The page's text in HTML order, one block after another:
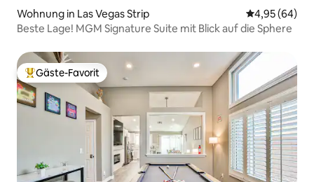
Wohnung in Las Vegas Strip
4,95 (64)
Beste Lage! MGM Signature Suite mit Blick auf die Sphere
Beliebter Gäste-Favorit.
Gäste-Favorit